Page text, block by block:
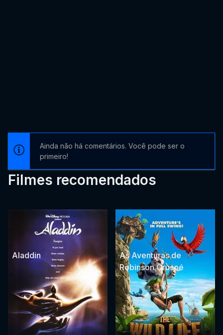
Ainda não há comentários. Você pode ser o
primeiro!
Filmes recomendados
Aladdin
As Aventuras de
Robinson Crusoé